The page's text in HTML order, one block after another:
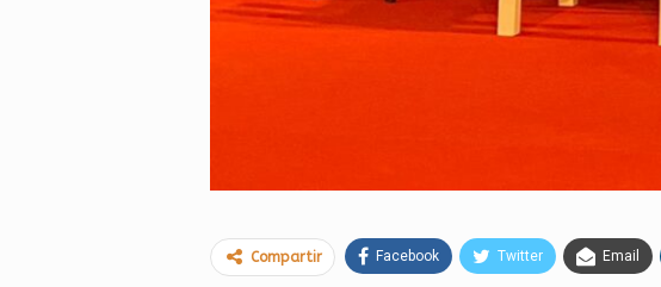
Compartir Facebook Twitter Email